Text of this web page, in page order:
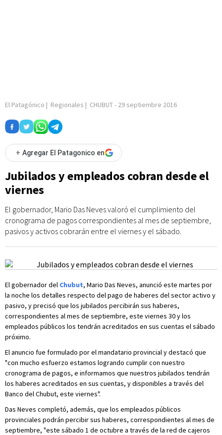
El Patagónico | Regionales | CHUBUT- 29 septiembre 2016
+ Agregar El Patagonico en
Jubilados y empleados cobran desde el
viernes
El gobernador, Mario Das Neves valoró el cumplimiento del
cronograma de pagos correspondientes al mes de septiembre,
pasivos y activos cobrarán entre el viernes y el sábado.
El gobernador del Chubut, Mario Das Neves, anunció este martes por
la noche los detalles respecto del pago de haberes del sector activo y
pasivo, y precisó que los jubilados percibirán sus haberes,
correspondientes al mes de septiembre, este viernes 30 y los
empleados públicos los tendrán acreditados en sus cuentas el sábado
próximo.
El anuncio fue formulado por el mandatario provincial y destacó que
"con mucho esfuerzo estamos logrando cumplir con nuestro
cronograma de pagos, e informamos que nuestros jubilados tendrán
los haberes acreditados en sus cuentas, y disponibles a través del
Banco del Chubut, este viernes".
Das Neves completó, además, que los empleados públicos
provinciales podrán percibir sus haberes, correspondientes al mes de
septiembre, "este sábado 1 de octubre a través de la red de cajeros